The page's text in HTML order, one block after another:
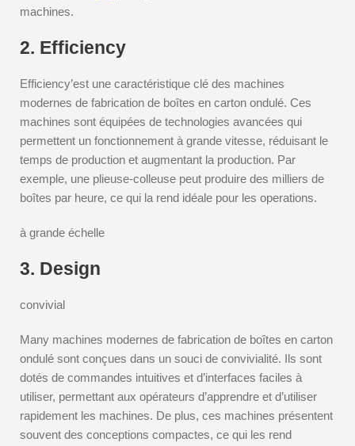
machines.
2. Efficiency
Efficiency’est une caractéristique clé des machines
modernes de fabrication de boîtes en carton ondulé. Ces
machines sont équipées de technologies avancées qui
permettent un fonctionnement à grande vitesse, réduisant le
temps de production et augmentant la production. Par
exemple, une plieuse-colleuse peut produire des milliers de
boîtes par heure, ce qui la rend idéale pour les operations.
à grande échelle
3. Design
convivial
Many machines modernes de fabrication de boîtes en carton
ondulé sont conçues dans un souci de convivialité. Ils sont
dotés de commandes intuitives et d’interfaces faciles à
utiliser, permettant aux opérateurs d’apprendre et d’utiliser
rapidement les machines. De plus, ces machines présentent
souvent des conceptions compactes, ce qui les rend